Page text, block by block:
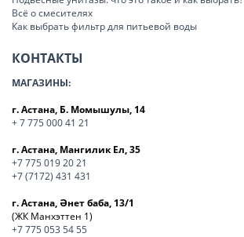
Всё о смесителях
Как выбрать фильтр для питьевой воды
КОНТАКТЫ
МАГАЗИНЫ:
г. Астана, Б. Момышулы, 14
+ 7 775 000 41 21
г. Астана, Мангилик Ел, 35
+7 775 019 20 21
+7 (7172) 431 431
г. Астана, Әнет баба, 13/1
(ЖК Манхэттен 1)
+7 775 053 54 55